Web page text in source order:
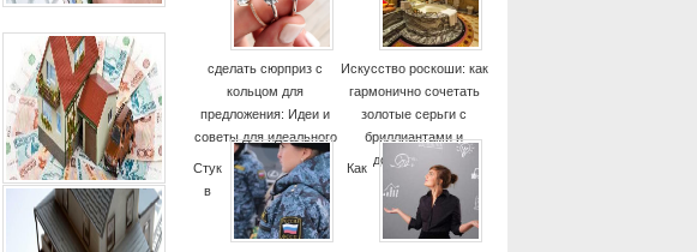
сделать сюрприз с
кольцом для
предложения: Идеи и
советы для идеального
момента
Искусство роскоши: как
гармонично сочетать
золотые серьги с
бриллиантами и
дорогие часы
Стук
в
Как